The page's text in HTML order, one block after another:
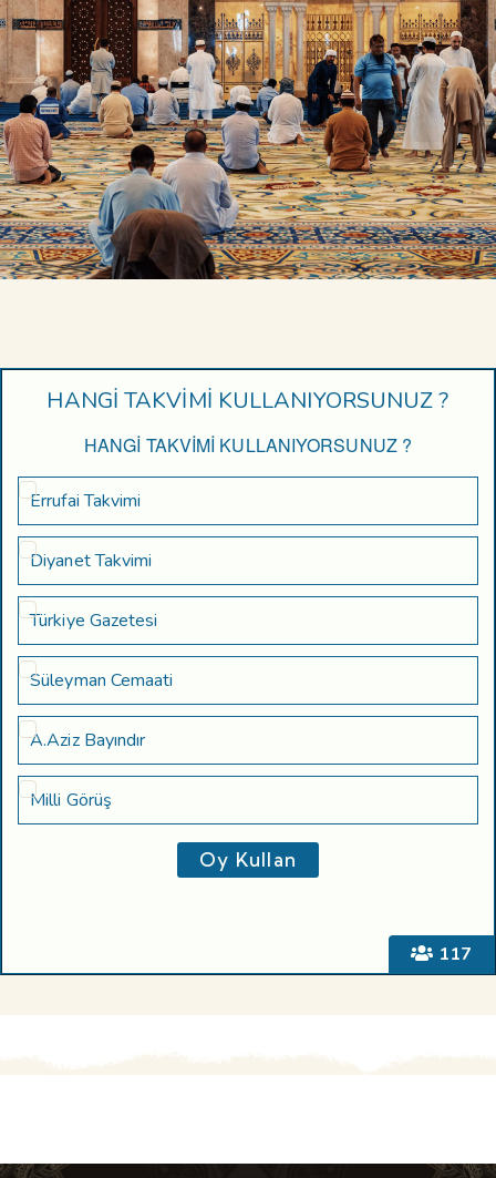
117
HANGİ TAKVİMİ KULLANIYORSUNUZ ?
HANGİ TAKVİMİ KULLANIYORSUNUZ ?
Errufai Takvimi
Diyanet Takvimi
Türkiye Gazetesi
Süleyman Cemaati
A.Aziz Bayındır
Milli Görüş